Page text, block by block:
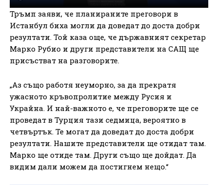
Тръмп заяви, че планираните преговори в
Истанбул биха могли да доведат до доста добри
резултати. Той каза още, че държавният секретар
Марко Рубио и други представители на САЩ ще
присъстват на разговорите.
„Аз също работя неуморно, за да прекратя
ужасното кръвопролитие между Русия и
Украйна. И най-важното е, че преговорите ще се
проведат в Турция тази седмица, вероятно в
четвъртък. Те могат да доведат до доста добри
резултати. Нашите представители ще отидат там.
Марко ще отиде там. Други също ще дойдат. Да
видим дали можем да постигнем нещо.“